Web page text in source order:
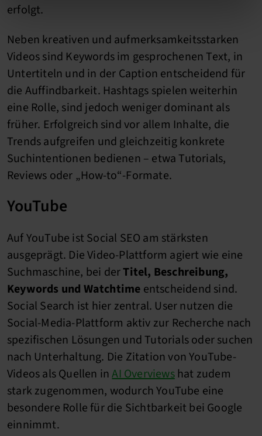
erfolgt.
Neben kreativen und aufmerksamkeitsstarken
Videos sind Keywords im gesprochenen Text, in
Untertiteln und in der Caption entscheidend für
die Auffindbarkeit. Hashtags spielen weiterhin
eine Rolle, sind jedoch weniger dominant als
früher. Erfolgreich sind vor allem Inhalte, die
Trends aufgreifen und gleichzeitig konkrete
Suchintentionen bedienen – etwa Tutorials,
Reviews oder „How-to“-Formate.
YouTube
Auf YouTube ist Social SEO am stärksten
ausgeprägt. Die Video-Plattform agiert wie eine
Suchmaschine, bei derTitel, Beschreibung,
Keywords und Watchtime entscheidend sind.
Social Search ist hier zentral. User nutzen die
Social-Media-Plattform aktiv zur Recherche nach
spezifischen Lösungen und Tutorials oder suchen
nach Unterhaltung. Die Zitation von YouTube-
Videos als Quellen inAI Overviewshat zudem
stark zugenommen, wodurch YouTube eine
besondere Rolle für die Sichtbarkeit bei Google
einnimmt.